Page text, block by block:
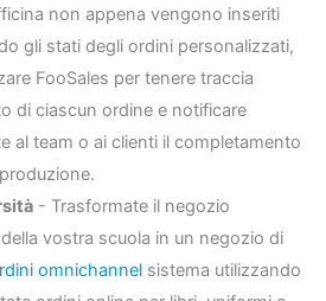
non appena vengono inseriti
gli stati degli ordini personalizzati,
FooSales per tenere traccia
di ciascun ordine e notificare
al team o ai clienti il completamento
- Trasformate il negozio
vostra scuola in un negozio di
omnichannelsistema utilizzando